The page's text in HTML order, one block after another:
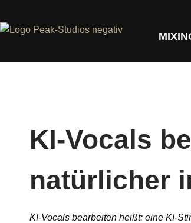
KI-Vocals
natürlicher
KI-Vocals bearbeiten heißt: eine KI-